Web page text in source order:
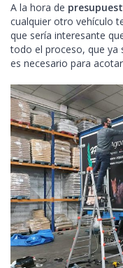
A la hora de
cualquier otro vehículo
que sería interesante
todo el proceso, que ya
es necesario para